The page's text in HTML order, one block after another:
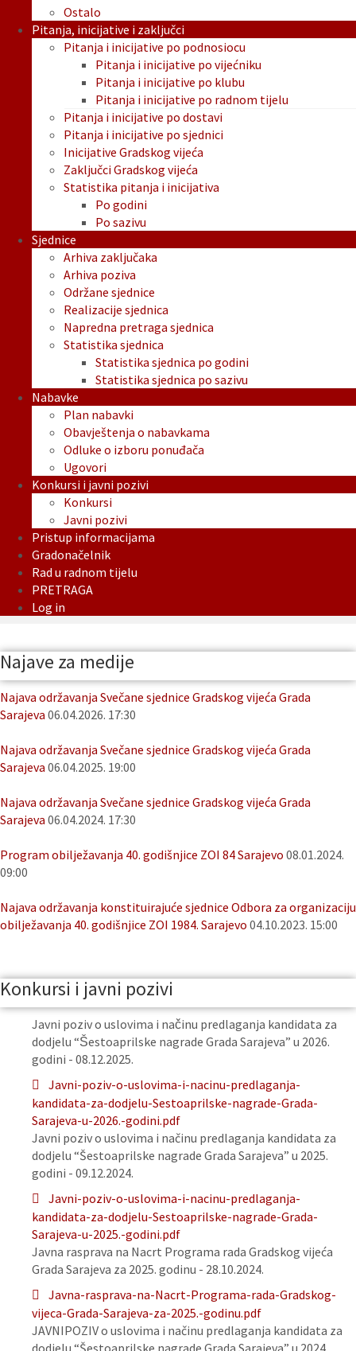
Ostalo
Pitanja, inicijative i zaključci
Pitanja i inicijative po podnosiocu
Pitanja i inicijative po vijećniku
Pitanja i inicijative po klubu
Pitanja i inicijative po radnom tijelu
Pitanja i inicijative po dostavi
Pitanja i inicijative po sjednici
Inicijative Gradskog vijeća
Zaključci Gradskog vijeća
Statistika pitanja i inicijativa
Po godini
Po sazivu
Sjednice
Arhiva zaključaka
Arhiva poziva
Održane sjednice
Realizacije sjednica
Napredna pretraga sjednica
Statistika sjednica
Statistika sjednica po godini
Statistika sjednica po sazivu
Nabavke
Plan nabavki
Obavještenja o nabavkama
Odluke o izboru ponuđača
Ugovori
Konkursi i javni pozivi
Konkursi
Javni pozivi
Pristup informacijama
Gradonačelnik
Rad u radnom tijelu
PRETRAGA
Log in
Najave za medije
Najava održavanja Svečane sjednice Gradskog vijeća Grada
Sarajeva 06.04.2026. 17:30
Najava održavanja Svečane sjednice Gradskog vijeća Grada
Sarajeva 06.04.2025. 19:00
Najava održavanja Svečane sjednice Gradskog vijeća Grada
Sarajeva 06.04.2024. 17:30
Program obilježavanja 40. godišnjice ZOI 84 Sarajevo 08.01.2024.
09:00
Najava održavanja konstituirajuće sjednice Odbora za organizaciju
obilježavanja 40. godišnjice ZOI 1984. Sarajevo 04.10.2023. 15:00
Konkursi i javni pozivi
Javni poziv o uslovima i načinu predlaganja kandidata za
dodjelu “Šestoaprilske nagrade Grada Sarajeva” u 2026.
godini - 08.12.2025.
Javni-poziv-o-uslovima-i-nacinu-predlaganja-
kandidata-za-dodjelu-Sestoaprilske-nagrade-Grada-
Sarajeva-u-2026.-godini.pdf
Javni poziv o uslovima i načinu predlaganja kandidata za
dodjelu “Šestoaprilske nagrade Grada Sarajeva” u 2025.
godini - 09.12.2024.
Javni-poziv-o-uslovima-i-nacinu-predlaganja-
kandidata-za-dodjelu-Sestoaprilske-nagrade-Grada-
Sarajeva-u-2025.-godini.pdf
Javna rasprava na Nacrt Programa rada Gradskog vijeća
Grada Sarajeva za 2025. godinu - 28.10.2024.
Javna-rasprava-na-Nacrt-Programa-rada-Gradskog-
vijeca-Grada-Sarajeva-za-2025.-godinu.pdf
JAVNIPOZIV o uslovima i načinu predlaganja kandidata za